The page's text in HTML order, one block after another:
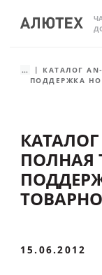
...
КАТАЛОГ
ПОДДЕРЖКА
КАТАЛОГ
ПОЛНАЯ
15.06.2012